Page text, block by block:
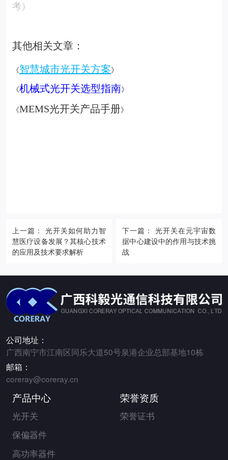
考）
其他相关文章：
《智慧城市光开关方案》
《机械式光开关选型指南》
《MEMS光开关产品手册》
上一篇： 光开关如何助力智
慧医疗设备发展？其核心技术
的应用及技术要求解析
下一篇： 光开关在元宇宙数
据中心建设中的作用与技术挑
战
公司地址：
广西南宁市江南区同乐大道50号泉港企业总部基地10栋
邮箱：
coreray@coreray.cn
产品中心
光开关
保偏器件
高功率器件
荣誉资质
荣誉证书